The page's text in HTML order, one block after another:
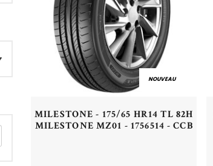
NOUVEAU
MILESTONE - 175/65 HR14 TL 82H
MILESTONE MZ01 - 1756514 - CCB